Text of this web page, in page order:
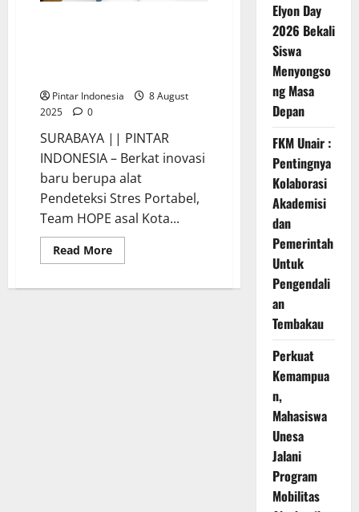
Pintar Indonesia
8 August
2025
0
SURABAYA || PINTAR
INDONESIA – Berkat inovasi
baru berupa alat
Pendeteksi Stres Portabel,
Team HOPE asal Kota...
Read MoreRead
more
Elyon Day
2026 Bekali
Siswa
Menyongso
ng Masa
Depan
FKM Unair :
Pentingnya
Kolaborasi
Akademisi
dan
Pemerintah
Untuk
Pengendali
an
Tembakau
Perkuat
Kemampua
n,
Mahasiswa
Unesa
Jalani
Program
Mobilitas